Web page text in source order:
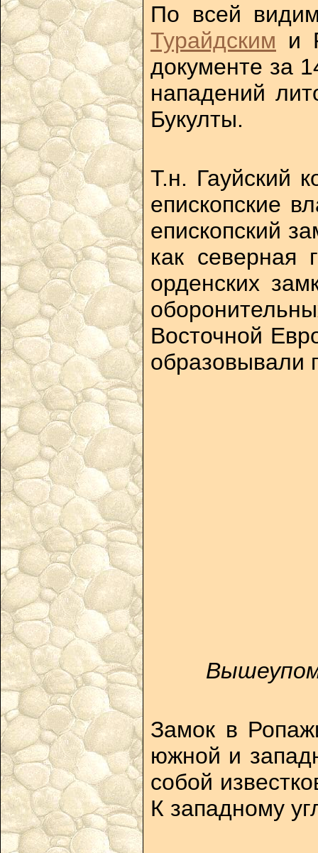
По всей
Турайдским и
документе за
нападений
Букулты.
Т.н. Гауйский
епископские
епископский
как северная
орденских
Восточной
образовывали
Замок в
южной и
собой
К западному